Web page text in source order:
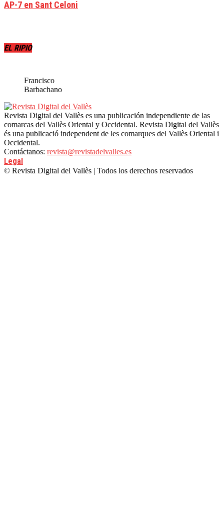
AP-7 en Sant Celoni
EL RIPIO
Francisco
Barbachano
Revista Digital del Vallès es una publicación independiente de las
comarcas del Vallès Oriental y Occidental. Revista Digital del Vallès
és una publicació independent de les comarques del Vallès Oriental i
Occidental.
Contáctanos: revista@revistadelvalles.es
Legal
© Revista Digital del Vallès | Todos los derechos reservados